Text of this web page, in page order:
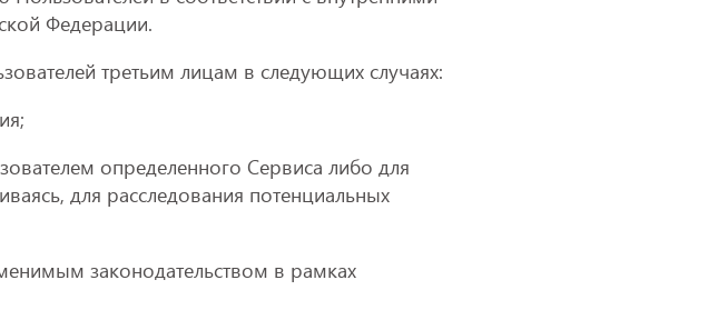
Федерации.
третьим лицам в следующих случаях:
определенного Сервиса либо для
для расследования потенциальных
законодательством в рамках